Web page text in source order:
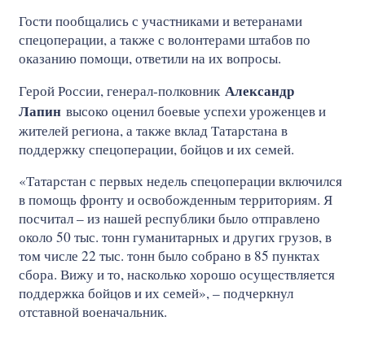
Гости пообщались с участниками и ветеранами
спецоперации, а также с волонтерами штабов по
оказанию помощи, ответили на их вопросы.
Герой России, генерал-полковник Александр
Лапин высоко оценил боевые успехи уроженцев и
жителей региона, а также вклад Татарстана в
поддержку спецоперации, бойцов и их семей.
«Татарстан с первых недель спецоперации включился
в помощь фронту и освобожденным территориям. Я
посчитал – из нашей республики было отправлено
около 50 тыс. тонн гуманитарных и других грузов, в
том числе 22 тыс. тонн было собрано в 85 пунктах
сбора. Вижу и то, насколько хорошо осуществляется
поддержка бойцов и их семей», – подчеркнул
отставной военачальник.